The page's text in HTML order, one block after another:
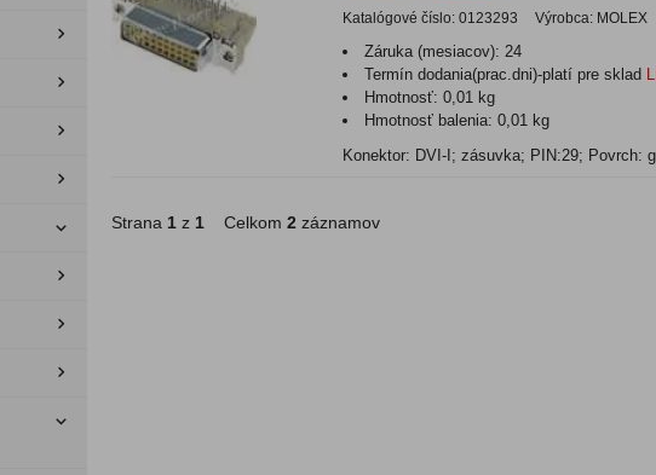
Katalógové číslo: 0123293 Výrobca: MOLEX
Záruka (mesiacov): 24
Termín dodania(prac.dni)-platí pre sklad
Hmotnosť: 0,01 kg
Hmotnosť balenia: 0,01 kg
Konektor: DVI-I; zásuvka; PIN:29; Povrch:
Strana 1 z 1 Celkom 2 záznamov